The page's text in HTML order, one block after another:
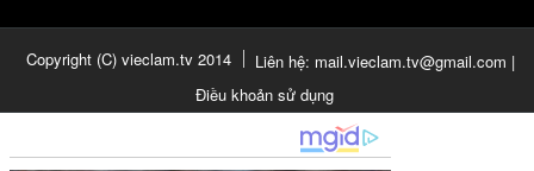
Copyright (C) vieclam.tv 2014
Liên hệ: mail.vieclam.tv@gmail.com |
Điều khoản sử dụng